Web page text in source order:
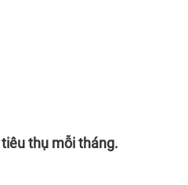
thụ mỗi tháng.